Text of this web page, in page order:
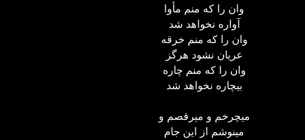
وان را که منم مأوا
آواره نخواهد شد
وان را که منم خرقه
عریان نشود هرگز
وان را که منم چاره
بیچاره نخواهد شد
میچرخم و میرقصم و
مینوشم از این جام